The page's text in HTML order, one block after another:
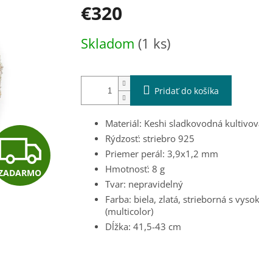
Z
A
€320
cena:
Skladom (1 ks)
Pridať do košíka
Materiál: Keshi sladkovodná
Rýdzosť: striebro 925
Priemer perál: 3,9x1,2 mm
Hmotnosť: 8 g
Tvar: nepravidelný
Farba: biela, zlatá, strieborná s
(multicolor)
Dĺžka: 41,5-43 cm